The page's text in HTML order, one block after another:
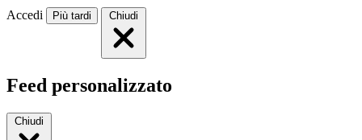
Accedi Più tardi Chiudi
Feed personalizzato
Chiudi